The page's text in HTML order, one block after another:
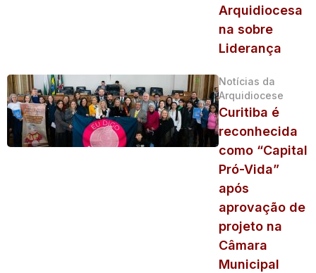
Arquidiocesa
na sobre
Liderança
Notícias da
Arquidiocese
Curitiba é
reconhecida
como “Capital
Pró-Vida”
após
aprovação de
projeto na
Câmara
Municipal